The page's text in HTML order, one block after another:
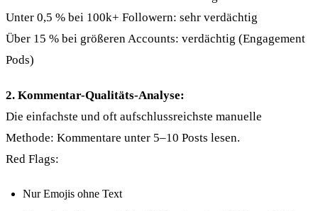
Unter 0,5 % bei 100k+ Followern: sehr verdächtig
Über 15 % bei größeren Accounts: verdächtig (Engagement
Pods)
2. Kommentar-Qualitäts-Analyse:
Die einfachste und oft aufschlussreichste manuelle
Methode: Kommentare unter 5–10 Posts lesen.
Red Flags:
Nur Emojis ohne Text